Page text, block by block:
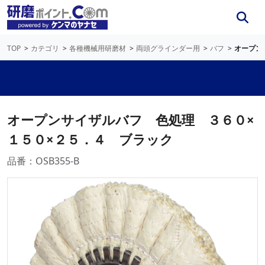
TOP カテゴリ 各種機械用研磨材 両頭グラインダー用 バフ オープ
オープンサイザルバフ 色処理 ３６０×
１５０×２５．４ ブラック
品番：OSB355-B